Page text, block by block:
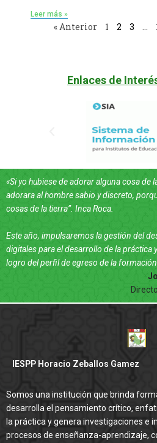
Leer más »
« Anterior 1 2 3 …
Enlaces de
«Si yo hubiese de adorar alguna cosa de
adorara al hombre sabio y discreto,
cosas de la tierra”. Inca Roca.
Este año, impulsaremos la gestión del
digitales para el desarrollo de la práctica
logro del perfil de egreso de la
IESPP Horacio Zeballos Gamez
Somos una institución que brinda
desarrolla el pensamiento crítico,
la práctica y genera investigaciones e
procesos de enseñanza-aprendizaje,